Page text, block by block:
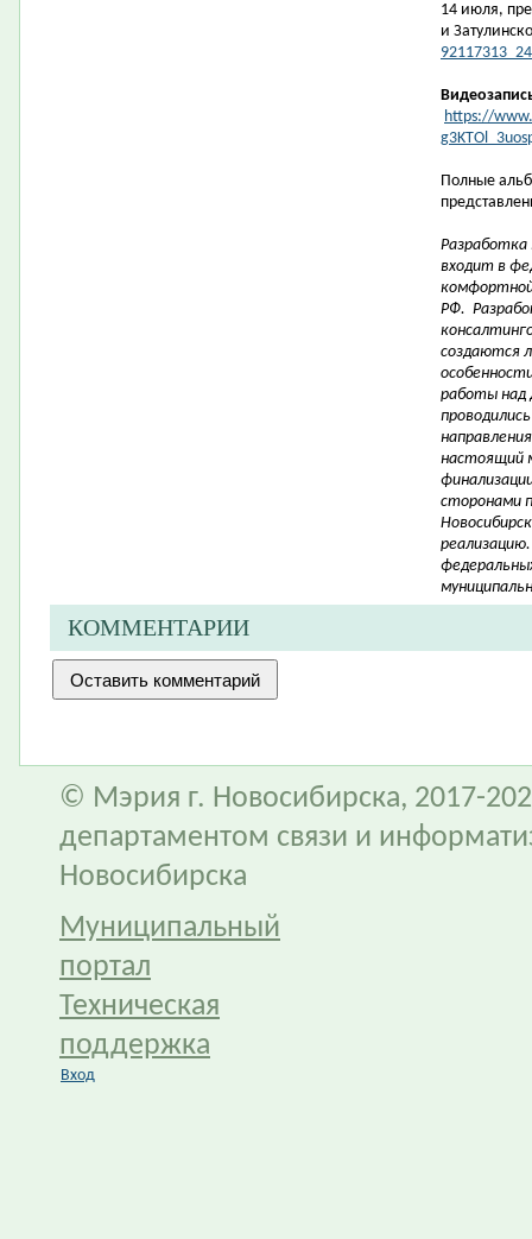
14 июля,
и
https://
Полные
входит в
РФ.
создаются
работы над
настоящий
сторонами
КОММЕНТАРИИ
© Мэрия г. Новосибирска, 2017-
департаментом связи и
Новосибирска
Муниципальный
портал
Техническая
поддержка
Вход